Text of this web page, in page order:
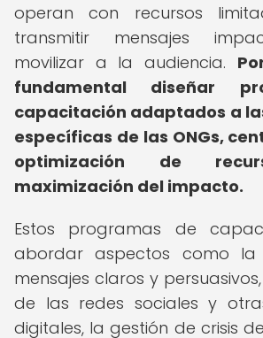
operan con recursos
transmitir mensajes
movilizar a la audiencia.
fundamental diseñar
capacitación adaptados a
específicas de las ONGs,
optimización de
maximización del impacto.
Estos programas de
abordar aspectos como la
mensajes claros y
de las redes sociales y
digitales, la gestión de crisis